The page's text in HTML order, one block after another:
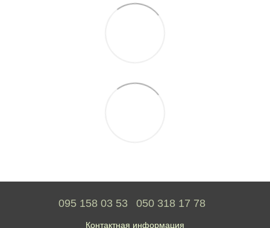
095 158 03 53 050 318 17 78
Контактная информация